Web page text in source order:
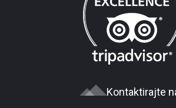
Kontaktirajte